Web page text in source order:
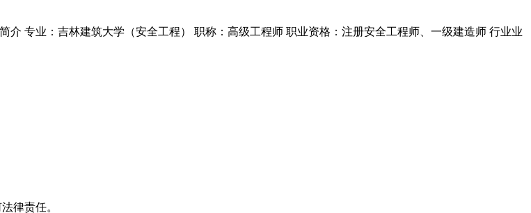
介 专业：吉林建筑大学（安全工程） 职称：高级工程师 职业资格：注册安全工程师、一级建造师 行业业
律责任。